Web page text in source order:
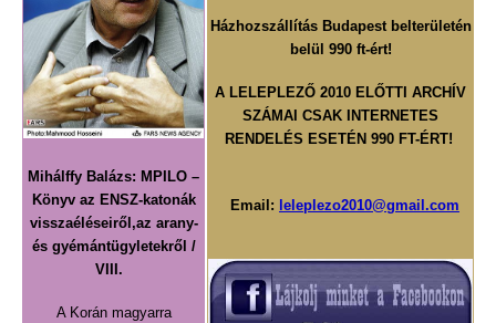
Mihálffy Balázs: MPILO –
Könyv az ENSZ-katonák
visszaéléseiről,az arany-
és gyémántügyletekről /
VIII.
A Korán magyarra
Házhozszállítás Budapest belterületén
belül 990 ft-ért!
A LELEPLEZŐ 2010 ELŐTTI ARCHÍV
SZÁMAI CSAK INTERNETES
RENDELÉS ESETÉN 990 FT-ÉRT!
Email: leleplezo2010@gmail.com